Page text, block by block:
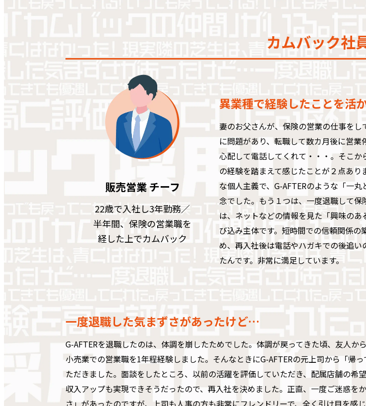
カムバック社
販売営業 チーフ
22歳で入社し3年勤務／
半年間、保険の営業職を
経した上でカムバック
異業種で経験したことを活
妻のお父さんが、保険の営業の仕事を
に問題があり、転職して数カ月後に営
心配して電話してくれて・・・。そこ
の経験を踏まえて感じたことが２点あり
な個人主義で、G-AFTERのような「一
念でした。もう１つは、一度退職して
は、ネットなどの情報を見た「興味の
び込み主体です。短時間での信頼関係
め、再入社後は電話やハガキでの後追
たんです。非常に満足しています。
一度退職した気まずさがあったけど…
G-AFTERを退職したのは、体調を崩したためでした。体調が戻ってきた頃、友人か
小売業での営業職を1年程経験しました。そんなときにG-AFTERの元上司から「帰
ただきました。面談をしたところ、以前の活躍を評価していただき、配属店舗の希望
収入アップも実現できそうだったので、再入社を決めました。正直、一度ご迷惑を
さ」があったのですが、上司も人事の方も非常にフレンドリーで、全く引け目を感